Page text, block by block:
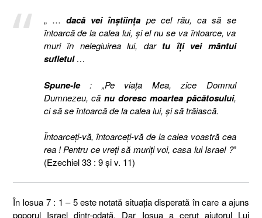
„ … dacă vei înştiinţa pe cel rău, ca să se
întoarcă de la calea lui, şi el nu se va întoarce, va
muri în nelegiuirea lui, dar tu îţi vei mântui
sufletul…
Spune-le: „Pe viaţa Mea, zice Domnul
Dumnezeu, cănu doresc moartea păcătosului,
ci să se întoarcă de la calea lui, şi să trăiască.
Întoarceţi-vă, întoarceţi-vă de la calea voastră cea
rea ! Pentru ce vreţi să muriţi voi, casa lui Israel ?”
(Ezechiel 33 : 9 și v. 11)
În Iosua 7 : 1 – 5 este notată situația disperată în care a ajuns
poporul Israel dintr-odată. Dar Iosua a cerut ajutorul Lui